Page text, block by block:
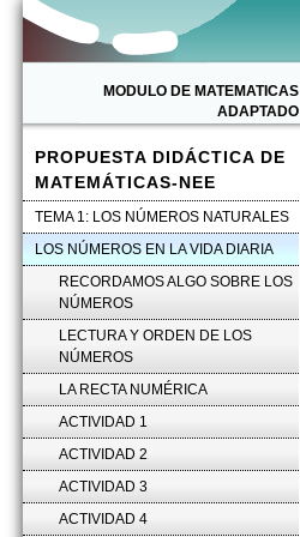
MODULO DE MATEMATICAS
ADAPTADO
PROPUESTA DIDÁCTICA DE
MATEMÁTICAS-NEE
TEMA 1: LOS NÚMEROS NATURALES
LOS NÚMEROS EN LA VIDA DIARIA
RECORDAMOS ALGO SOBRE LOS
NÚMEROS
LECTURA Y ORDEN DE LOS
NÚMEROS
LA RECTA NUMÉRICA
ACTIVIDAD 1
ACTIVIDAD 2
ACTIVIDAD 3
ACTIVIDAD 4